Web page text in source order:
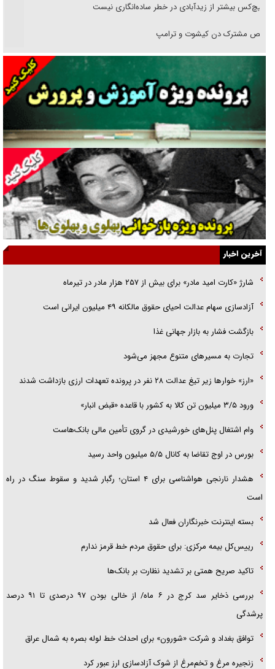
هیچ‌کس بیشتر از زیدآبادی در خطر ساده‌انگاری نیست
رقص مشترک دن کیشوت و ترامپ
دنده دولت به واگذاری مسئله‌دار ایران‌خودرو/ خصوصی‌سازی یا انحصار؟
غریزه‌ی بقا و آقای باقی و رفقا
جراحی‌های زیبایی با مدرک فوق‌دیپلم! + گفت‌وگو با متهم
گفت‌وگو با همسر یکی از شهدای جنگ رمضان/ پیکر بی‌سر شهید را از
انگشت‌های پا شناسایی کردیم
نسلی که آنلاین الگو می‌گیرد
گفت‌وگو با آیت‌الله جاودان/ جفای مخالفان مکانت معنوی رهبر شهید را
ارتقا می‌داد
راننده مست به قانون می‌خندد
همه آقای دوربینی شده‌ایم!
قصه ناتمام سرویس مدارس
آیا مقاومت فلسطین خلع‌سلاح می‌شود؟
آخرین اخبار
شارژ «کارت امید مادر» برای بیش از ۲۵۷ هزار مادر در تیرماه
آزادسازی سهام عدالت احیای حقوق مالکانه ۴۹ میلیون ایرانی است
بازگشت فشار به بازار جهانی غذا
تجارت به مسیر‌های متنوع مجهز می‌شود
«ارز» خوار‌ها زیر تیغ عدالت ۲۸ نفر در پرونده تعهدات ارزی بازداشت شدند
ورود ۳/۵ میلیون تن کالا به کشور با قاعده «قبض انبار»
وام اشتغال پنل‌های خورشیدی در گروی تأمین مالی بانک‌هاست
بورس در اوج تقاضا به کانال ۵/۵ میلیون واحد رسید
هشدار نارنجی هواشناسی برای ۴ استان؛ رگبار شدید و سقوط سنگ در راه
است
بسته اینترنت خبرنگاران فعال شد
رییس‌کل بیمه مرکزی: برای حقوق مردم خط قرمز ندارم
تاکید صریح همتی بر تشدید نظارت بر بانک‌ها
بررسی ذخایر سد کرج در ۶ ماه/ از خالی بودن ۹۷ درصدی تا ۹۱ درصد
پرشدگی
توافق بغداد و شرکت «شورون» برای احداث خط لوله بصره به شمال عراق
زنجیره مرغ و تخم‌مرغ از شوک آزادسازی ارز عبور کرد